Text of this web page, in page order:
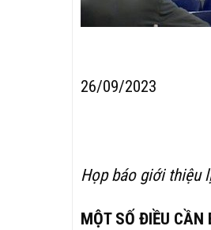
26/09/2023
Họp báo giới thiệu
MỘT SỐ ĐIỀU CẦN